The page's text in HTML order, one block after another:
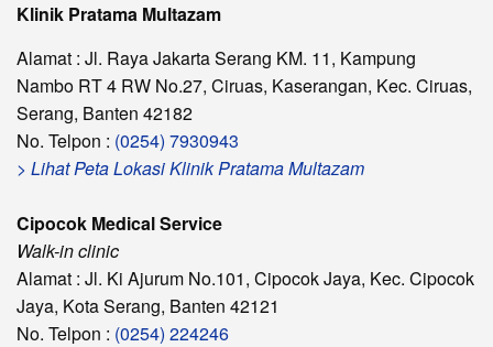
Klinik Pratama Multazam
Alamat : Jl. Raya Jakarta Serang KM. 11, Kampung
Nambo RT 4 RW No.27, Ciruas, Kaserangan, Kec. Ciruas,
Serang, Banten 42182
No. Telpon : (0254) 7930943
> Lihat Peta Lokasi Klinik Pratama Multazam
Cipocok Medical Service
Walk-in clinic
Alamat : Jl. Ki Ajurum No.101, Cipocok Jaya, Kec. Cipocok
Jaya, Kota Serang, Banten 42121
No. Telpon : (0254) 224246